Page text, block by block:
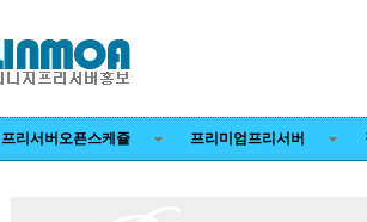
프리서버오픈스케쥴 프리미엄프리서버